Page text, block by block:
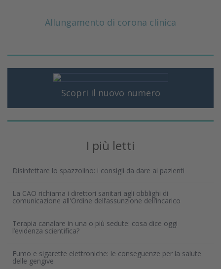
Allungamento di corona clinica
Scopri il nuovo numero
I più letti
Disinfettare lo spazzolino: i consigli da dare ai pazienti
La CAO richiama i direttori sanitari agli obblighi di
comunicazione all'Ordine dell’assunzione dell’incarico
Terapia canalare in una o più sedute: cosa dice oggi
l’evidenza scientifica?
Fumo e sigarette elettroniche: le conseguenze per la salute
delle gengive